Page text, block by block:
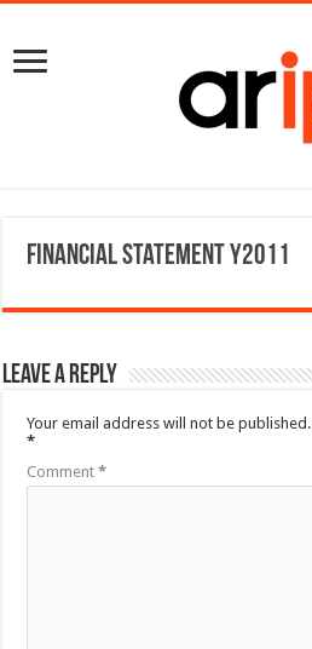
Financial Statement Y2011
Leave a Reply
Your email address will not be published.
*
Comment*